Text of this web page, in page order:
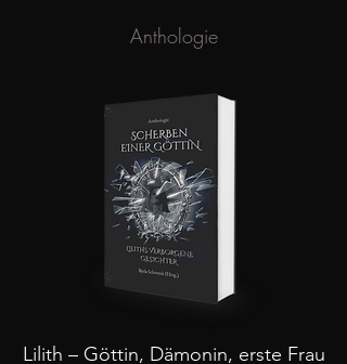
Anthologie
Lilith – Göttin, Dämonin, erste Frau